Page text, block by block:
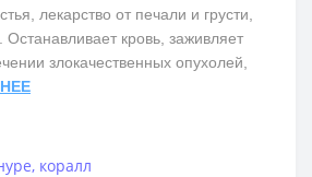
лекарство от печали и грусти,
Останавливает кровь, заживляет
злокачественных опухолей,
, коралл